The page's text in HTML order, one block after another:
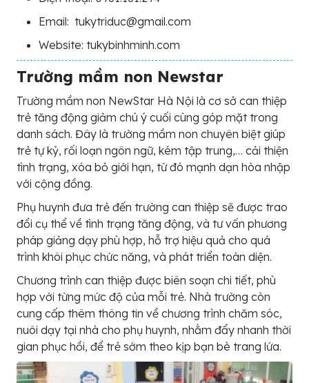
Email: tukytriduc@gmail.com
Website: tukybinhminh.com
Trường mầm non Newstar
Trường mầm non NewStar Hà Nội là cơ sở can thiệp
trẻ tăng động giảm chú ý cuối cùng góp mặt trong
danh sách. Đây là trường mầm non chuyên biệt giúp
trẻ tự kỷ, rối loạn ngôn ngữ, kém tập trung,… cải thiện
tình trạng, xóa bỏ giới hạn, từ đó mạnh dạn hòa nhập
với cộng đồng.
Phụ huynh đưa trẻ đến trường can thiệp sẽ được trao
đổi cụ thể về tình trạng tăng động, và tư vấn phương
pháp giảng dạy phù hợp, hỗ trợ hiệu quả cho quá
trình khôi phục chức năng, và phát triển toàn diện.
Chương trình can thiệp được biên soạn chi tiết, phù
hợp với từng mức độ của mỗi trẻ. Nhà trường còn
cung cấp thêm thông tin về chương trình chăm sóc,
nuôi dạy tại nhà cho phụ huynh, nhằm đẩy nhanh thời
gian phục hồi, để trẻ sớm theo kịp bạn bè trang lứa.